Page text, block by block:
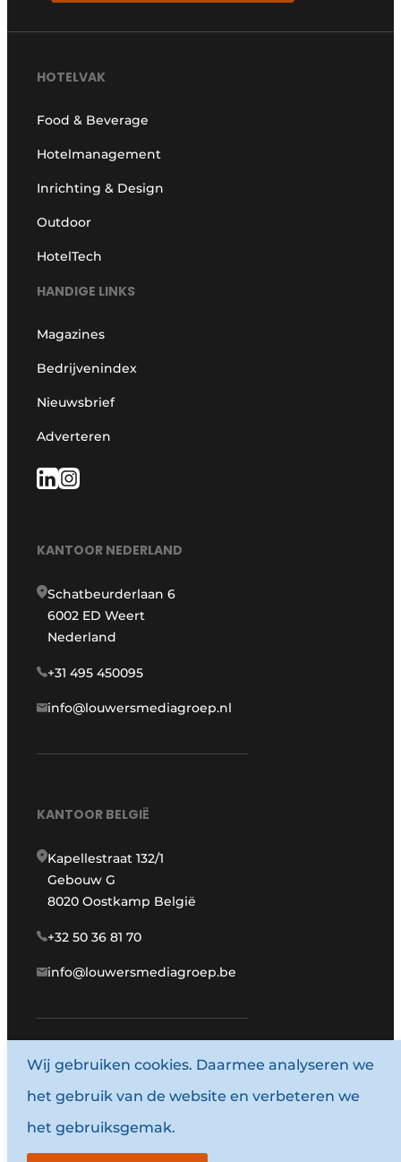
HOTELVAK
Food & Beverage
Hotelmanagement
Inrichting & Design
Outdoor
HotelTech
HANDIGE LINKS
Magazines
Bedrijvenindex
Nieuwsbrief
Adverteren
KANTOOR NEDERLAND
Schatbeurderlaan 6
6002 ED Weert
Nederland
+31 495 450095
info@louwersmediagroep.nl
KANTOOR BELGIË
Kapellestraat 132/1
Gebouw G
8020 Oostkamp België
+32 50 36 81 70
info@louwersmediagroep.be
www.louwersmediagroep.com
© 1987 - 2026 Louwersmediagroep.
Algemene voorwaarden
Wij gebruiken cookies. Daarmee analyseren we
het gebruik van de website en verbeteren we
het gebruiksgemak.